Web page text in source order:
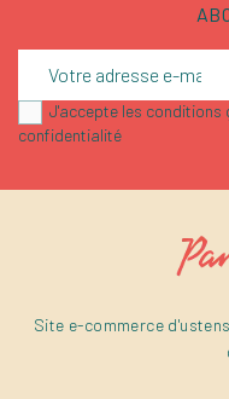
J'accepte les conditions
confidentialité
Site e-commerce